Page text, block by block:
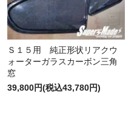
Ｓ１５用 純正形状リアクウ
ォーターガラスカーボン三角
窓
39,800円(税込43,780円)